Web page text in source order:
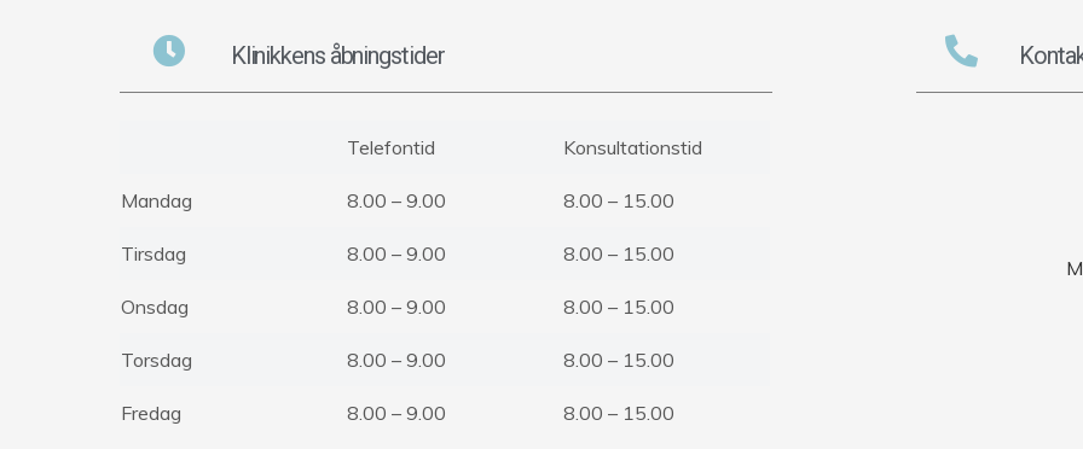
Klinikkens åbningstider
Telefontid Konsultationstid
Mandag 8.00 – 9.00 8.00 – 15.00
Tirsdag 8.00 – 9.00 8.00 – 15.00
Onsdag 8.00 – 9.00 8.00 – 15.00
Torsdag 8.00 – 9.00 8.00 – 15.00
Fredag 8.00 – 9.00 8.00 – 15.00